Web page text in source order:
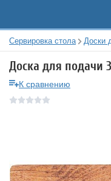
Сервировка стола Доски
Доска для подачи
К сравнению